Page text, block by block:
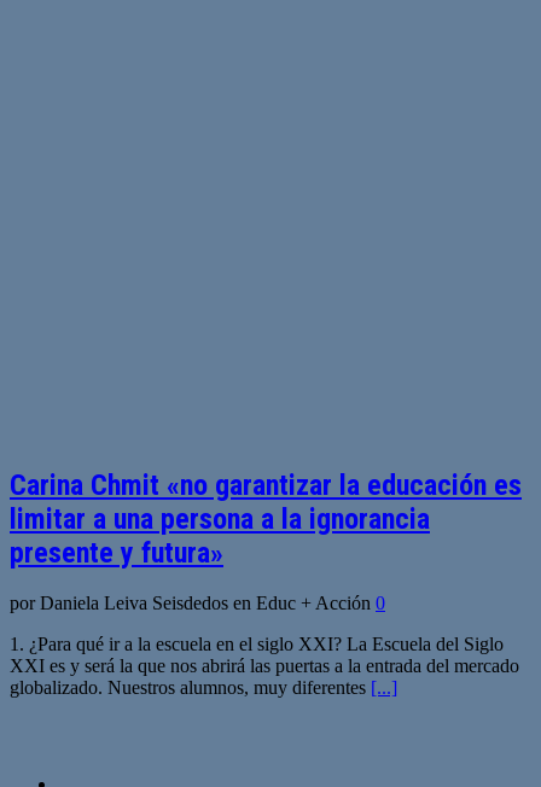
Carina Chmit «no garantizar la educación es
limitar a una persona a la ignorancia
presente y futura»
por Daniela Leiva Seisdedos en Educ + Acción 0
1. ¿Para qué ir a la escuela en el siglo XXI? La Escuela del Siglo
XXI es y será la que nos abrirá las puertas a la entrada del mercado
globalizado. Nuestros alumnos, muy diferentes [...]